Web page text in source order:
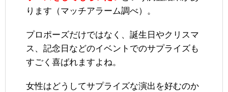
ります（マッチアラーム調べ）。
プロポーズだけではなく、誕生日やクリスマ
ス、記念日などのイベントでのサプライズも
すごく喜ばれますよね。
女性はどうしてサプライズな演出を好むのか